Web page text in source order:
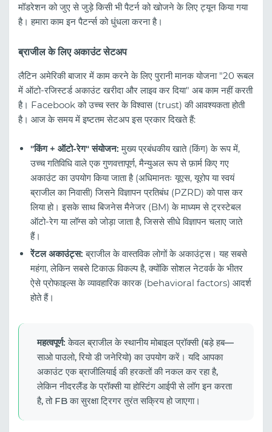
मॉडरेशन को जुए से जुड़े किसी भी पैटर्न को खोजने के लिए ट्यून किया गया
है। हमारा काम इन पैटर्न्स को धुंधला करना है।
ब्राजील के लिए अकाउंट सेटअप
लैटिन अमेरिकी बाजार में काम करने के लिए पुरानी मानक योजना "20 रूबल
में ऑटो-रजिस्टर्ड अकाउंट खरीदा और लाइव कर दिया" अब काम नहीं करती
है। Facebook को उच्च स्तर के विश्वास (trust) की आवश्यकता होती
है। आज के समय में इष्टतम सेटअप इस प्रकार दिखते हैं:
"किंग + ऑटो-रेग" संयोजन: मुख्य प्रबंधकीय खाते (किंग) के रूप में,
उच्च गतिविधि वाले एक गुणवत्तापूर्ण, मैन्युअल रूप से फ़ार्म किए गए
अकाउंट का उपयोग किया जाता है (अधिमानतः यूएस, यूरोप या स्वयं
ब्राजील का निवासी) जिसने विज्ञापन प्रतिबंध (PZRD) को पास कर
लिया हो। इसके साथ बिजनेस मैनेजर (BM) के माध्यम से ट्रस्टेबल
ऑटो-रेग या लॉग्स को जोड़ा जाता है, जिससे सीधे विज्ञापन चलाए जाते
हैं।
रेंटल अकाउंट्स: ब्राजील के वास्तविक लोगों के अकाउंट्स। यह सबसे
महंगा, लेकिन सबसे टिकाऊ विकल्प है, क्योंकि सोशल नेटवर्क के भीतर
ऐसे प्रोफाइल्स के व्यावहारिक कारक (behavioral factors) आदर्श
होते हैं।
महत्वपूर्ण: केवल ब्राजील के स्थानीय मोबाइल प्रॉक्सी (बड़े हब—
साओ पाउलो, रियो डी जनेरियो) का उपयोग करें। यदि आपका
अकाउंट एक ब्राजीलियाई की हरकतों की नकल कर रहा है,
लेकिन नीदरलैंड के प्रॉक्सी या होस्टिंग आईपी से लॉग इन करता
है, तो FB का सुरक्षा ट्रिगर तुरंत सक्रिय हो जाएगा।